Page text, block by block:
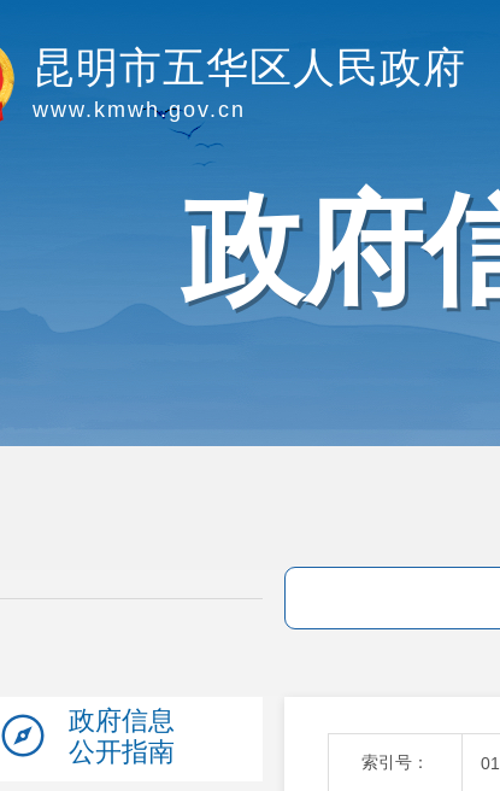
昆明市五华区人民政府
www.kmwh.gov.cn
政府
政府信息
公开指南
索引号：